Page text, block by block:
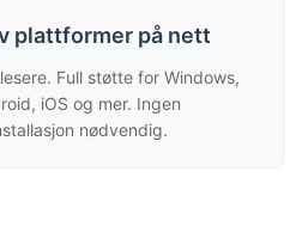
plattformer på nett
Full støtte for Windows,
iOS og mer. Ingen
nødvendig.